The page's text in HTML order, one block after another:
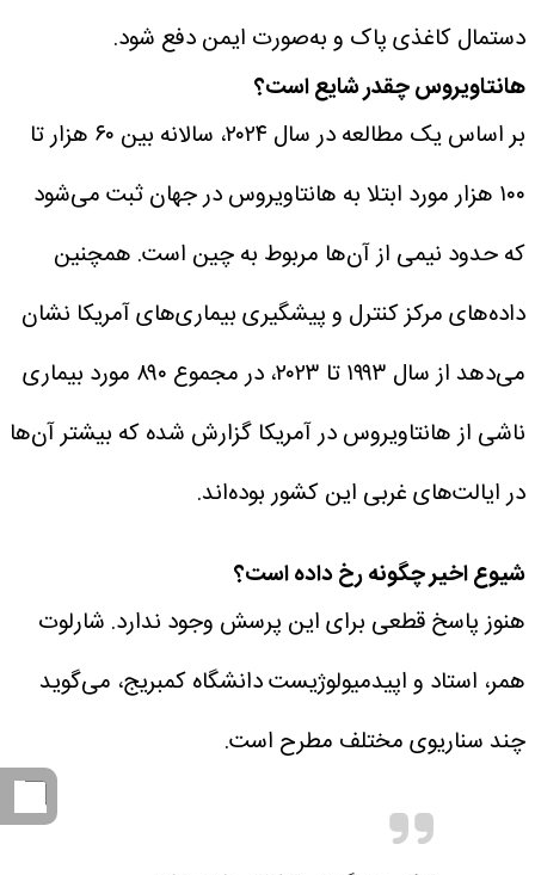
دستمال کاغذی پاک و به‌صورت ایمن دفع شود.
هانتاویروس چقدر شایع است؟
بر اساس یک مطالعه در سال ۲۰۲۴، سالانه بین ۶۰ هزار تا
۱۰۰ هزار مورد ابتلا به هانتاویروس در جهان ثبت می‌شود
که حدود نیمی از آن‌ها مربوط به چین است. همچنین
داده‌های مرکز کنترل و پیشگیری بیماری‌های آمریکا نشان
می‌دهد از سال ۱۹۹۳ تا ۲۰۲۳، در مجموع ۸۹۰ مورد بیماری
ناشی از هانتاویروس در آمریکا گزارش شده که بیشتر آن‌ها
در ایالت‌های غربی این کشور بوده‌اند.
شیوع اخیر چگونه رخ داده است؟
هنوز پاسخ قطعی برای این پرسش وجود ندارد. شارلوت
همر، استاد و اپیدمیولوژیست دانشگاه کمبریج، می‌گوید
چند سناریوی مختلف مطرح است.